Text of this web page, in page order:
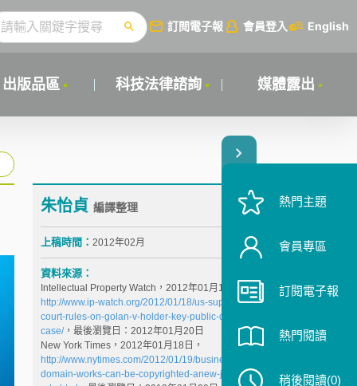
訂閱電子報 會員登入 English
出版品區 科技法律諮詢 媒體露出
朱怡貞 編譯整理
上稿時間： 2012年02月
資料來源：
Intellectual Property Watch，2012年01月18日，
http://www.ip-watch.org/2012/01/18/us-supreme-
court-rules-on-golan-v-holder-key-public-domain-
case/，最後瀏覽日：2012年01月20日
New York Times，2012年01月18日，
http://www.nytimes.com/2012/01/19/business/public-
domain-works-can-be-copyrighted-anew-justices-
熱門主題
會員專區
訂閱電子報
熱門閱讀
稍後閱讀(0)